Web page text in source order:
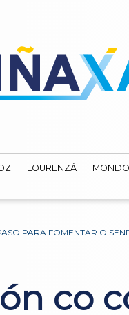
LOURENZÁ
PARA FOMENTAR O
co